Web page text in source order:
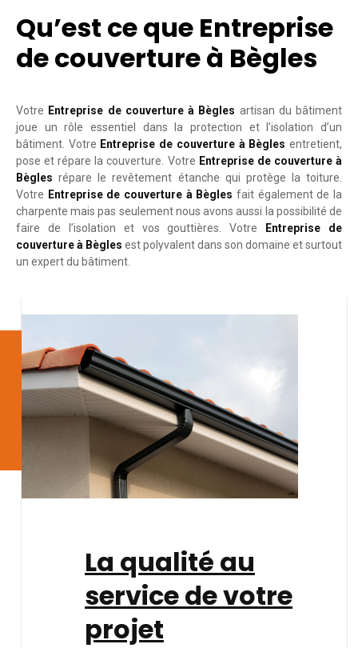
Qu’est ce que Entreprise
de couverture à Bègles
Votre Entreprise de couverture à Bègles artisan du bâtiment
joue un rôle essentiel dans la protection et l’isolation d’un
bâtiment. Votre Entreprise de couverture à Bègles entretient,
pose et répare la couverture. Votre Entreprise de couverture à
Bègles répare le revêtement étanche qui protège la toiture.
Votre Entreprise de couverture à Bègles fait également de la
charpente mais pas seulement nous avons aussi la possibilité de
faire de l’isolation et vos gouttières. Votre Entreprise de
couverture à Bègles est polyvalent dans son domaine et surtout
un expert du bâtiment.
La qualité au
service de votre
projet